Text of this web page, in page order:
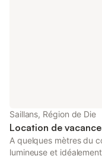
Saillans, Région de Die
Location de
A quelques mètres du
lumineuse et